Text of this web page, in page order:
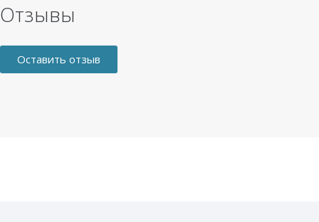
Отзывы
Оставить отзыв